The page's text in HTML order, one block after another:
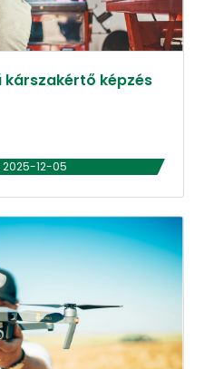
kárszakértő képzés
2025-12-05